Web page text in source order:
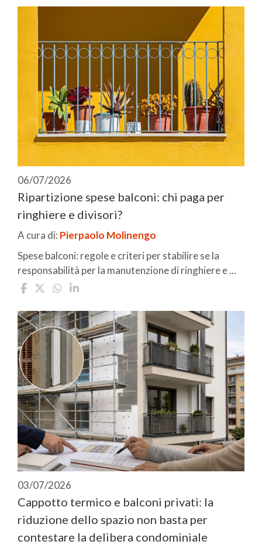
06/07/2026
Ripartizione spese balconi: chi paga per
ringhiere e divisori?
A cura di: Pierpaolo Molinengo
Spese balconi: regole e criteri per stabilire se la
responsabilità per la manutenzione di ringhiere e ...
03/07/2026
Cappotto termico e balconi privati: la
riduzione dello spazio non basta per
contestare la delibera condominiale